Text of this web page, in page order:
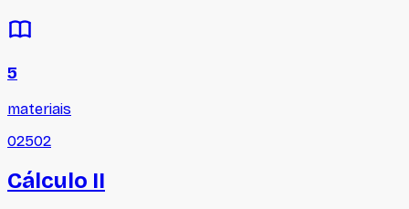
5
materiais
02502
Cálculo II